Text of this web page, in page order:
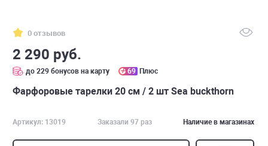
0 отзывов
2 290 руб.
до 229 бонусов на карту 69 Плюс
Фарфоровые тарелки 20 см / 2 шт Sea buckthorn
Артикул: 13019 Заказали 97 раз Наличие в магазинах